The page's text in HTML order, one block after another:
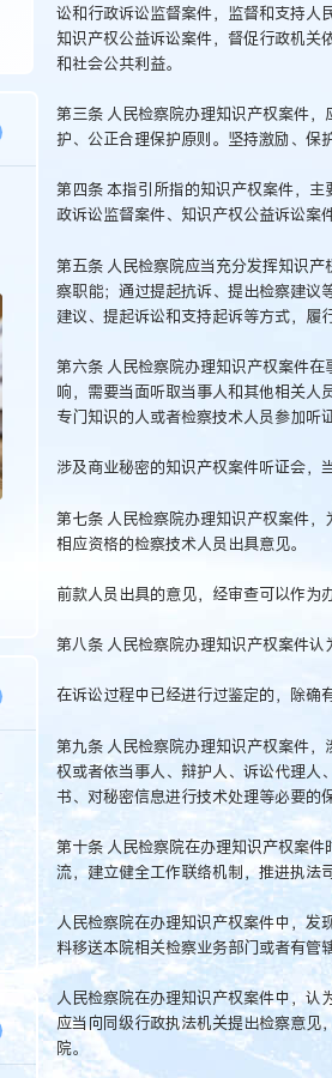
2026.02.10
技有限公司技术合作开发合同纠纷案
讼和行政诉讼监督案件，监督和支持人
知识产权公益诉讼案件，督促行政机关
和社会公共利益。
第三条 人民检察院办理知识产权案件
护、公正合理保护原则。坚持激励、保
第四条 本指引所指的知识产权案件，
政诉讼监督案件、知识产权公益诉讼案件
第五条 人民检察院应当充分发挥知识
察职能；通过提起抗诉、提出检察建议
建议、提起诉讼和支持起诉等方式，履
第六条 人民检察院办理知识产权案件
响，需要当面听取当事人和其他相关人
专门知识的人或者检察技术人员参加听
涉及商业秘密的知识产权案件听证会，
第七条 人民检察院办理知识产权案件
相应资格的检察技术人员出具意见。
前款人员出具的意见，经审查可以作为
第八条 人民检察院办理知识产权案件认
在诉讼过程中已经进行过鉴定的，除确
第九条 人民检察院办理知识产权案件
权或者依当事人、辩护人、诉讼代理人
书、对秘密信息进行技术处理等必要的
第十条 人民检察院在办理知识产权案
流，建立健全工作联络机制，推进执法
人民检察院在办理知识产权案件中，发
料移送本院相关检察业务部门或者有管
人民检察院在办理知识产权案件中，认
应当向同级行政执法机关提出检察意见
院。